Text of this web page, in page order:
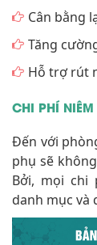
Cân bằng
Tăng
Hỗ trợ rút
CHI PHÍ
Đến với
phụ sẽ
Bởi, mọi chi
danh mục và